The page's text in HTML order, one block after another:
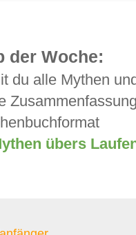
der Woche:
du alle Mythen
übers